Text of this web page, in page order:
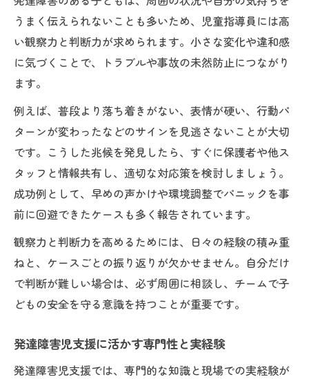
うまく伝えられないことも多いため、児童指導員には高
い観察力と判断力が求められます。小さな変化や違和感
に気づくことで、トラブルや事故の未然防止につながり
ます。
例えば、普段より落ち着きがない、表情が硬い、行動パ
ターンが変わったなどのサインを見逃さないことが大切
です。こうした兆候を発見したら、すぐに保護者や他ス
タッフと情報共有し、適切な対応策を検討しましょう。
成功例として、早めの声かけや環境調整でパニックを事
前に回避できたケースも多く報告されています。
観察力と判断力を高めるためには、日々の経験の積み重
ねと、ケースごとの振り返りが欠かせません。自分だけ
で判断が難しい場合は、必ず周囲に相談し、チームで子
どもの安全を守る意識を持つことが重要です。
発達障害児支援に活かす専門性と実経験
発達障害児支援では、専門的な知識と現場での実経験が